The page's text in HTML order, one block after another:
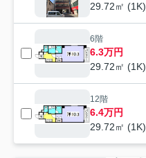
29.72㎡ (1K)
6階
6.3万円
29.72㎡ (1K)
12階
6.4万円
29.72㎡ (1K)